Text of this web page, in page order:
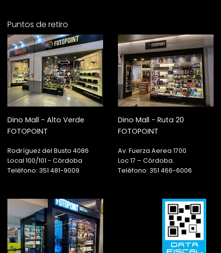
Puntos de retiro
Dino Mall - Alto Verde
FOTOPOINT
Rodríguez del Busto 4086
Local 100/101 - Córdoba
Teléfono: 351 481-9009
Dino Mall - Ruta 20
FOTOPOINT
Av. Fuerza Aerea 1700
Loc 17 – Córdoba.
Teléfono: 351 466-6006